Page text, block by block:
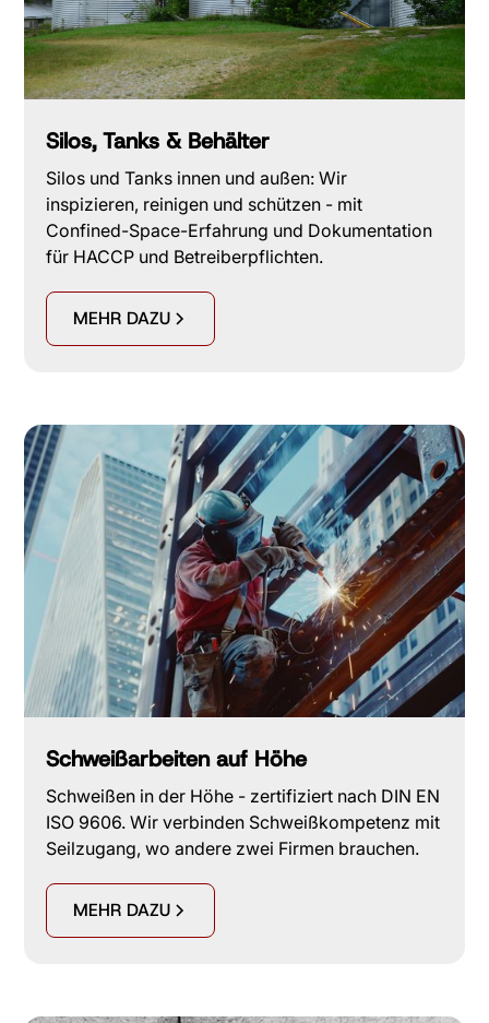
Silos, Tanks & Behälter
Silos und Tanks innen und außen: Wir
inspizieren, reinigen und schützen - mit
Confined-Space-Erfahrung und Dokumentation
für HACCP und Betreiberpflichten.
MEHR DAZU
Schweißarbeiten auf Höhe
Schweißen in der Höhe - zertifiziert nach DIN EN
ISO 9606. Wir verbinden Schweißkompetenz mit
Seilzugang, wo andere zwei Firmen brauchen.
MEHR DAZU